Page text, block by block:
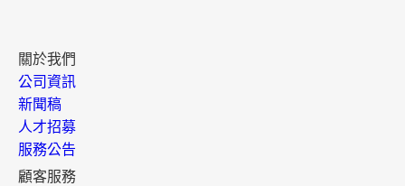
關於我們
公司資訊
新聞稿
人才招募
服務公告
顧客服務